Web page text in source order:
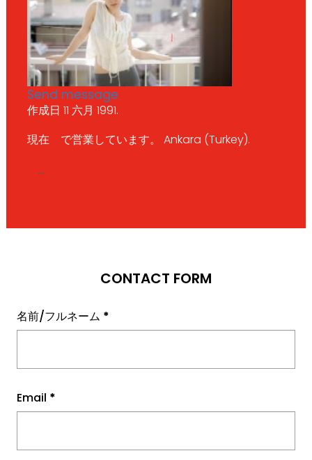
Send message
作成日 11 六月 1991.
現在 で営業しています。 Ankara (Turkey).
...
CONTACT FORM
名前/フルネーム *
Email *